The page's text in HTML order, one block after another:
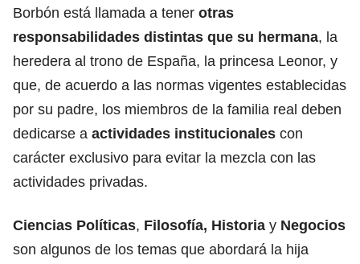
Borbón está llamada a tener otras
responsabilidades distintas que su hermana, la
heredera al trono de España, la princesa Leonor, y
que, de acuerdo a las normas vigentes establecidas
por su padre, los miembros de la familia real deben
dedicarse a actividades institucionales con
carácter exclusivo para evitar la mezcla con las
actividades privadas.
Ciencias Políticas, Filosofía, Historia y Negocios
son algunos de los temas que abordará la hija